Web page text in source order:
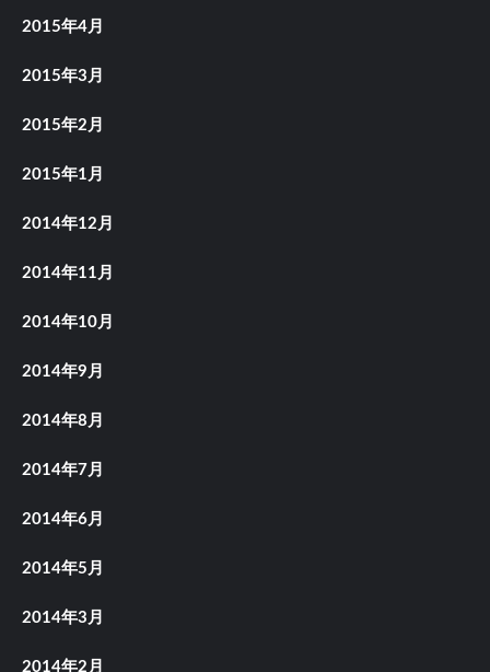
2015年4月
2015年3月
2015年2月
2015年1月
2014年12月
2014年11月
2014年10月
2014年9月
2014年8月
2014年7月
2014年6月
2014年5月
2014年3月
2014年2月